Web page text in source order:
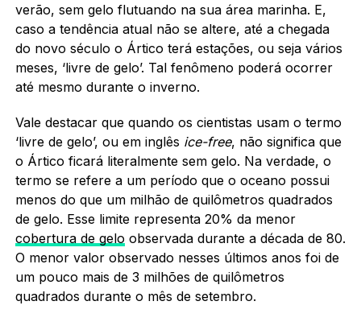
verão, sem gelo flutuando na sua área marinha. E,
caso a tendência atual não se altere, até a chegada
do novo século o Ártico terá estações, ou seja vários
meses, ‘livre de gelo’. Tal fenômeno poderá ocorrer
até mesmo durante o inverno.
Vale destacar que quando os cientistas usam o termo
‘livre de gelo’, ou em inglês ice-free, não significa que
o Ártico ficará literalmente sem gelo. Na verdade, o
termo se refere a um período que o oceano possui
menos do que um milhão de quilômetros quadrados
de gelo. Esse limite representa 20% da menor
cobertura de gelo observada durante a década de 80.
O menor valor observado nesses últimos anos foi de
um pouco mais de 3 milhões de quilômetros
quadrados durante o mês de setembro.